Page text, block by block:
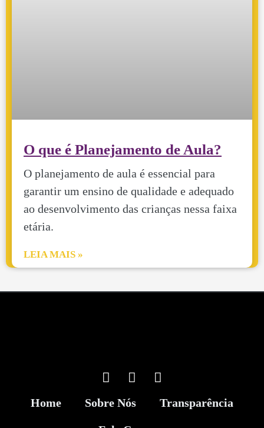
O que é Planejamento de Aula?
O planejamento de aula é essencial para
garantir um ensino de qualidade e adequado
ao desenvolvimento das crianças nessa faixa
etária.
LEIA MAIS »
Home Sobre Nós Transparência